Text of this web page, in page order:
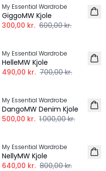
My Essential Wardrobe
GiggoMW Kjole
300,00 kr. 600,00 kr.
My Essential Wardrobe
HelleMW Kjole
490,00 kr. 700,00 kr.
My Essential Wardrobe
DangoMW Denim Kjole
500,00 kr. 1.000,00 kr.
My Essential Wardrobe
NellyMW Kjole
640,00 kr. 800,00 kr.